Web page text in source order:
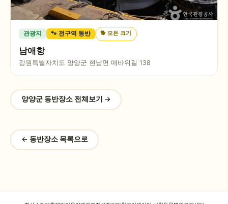
관광지 🐾 전구역 동반 🐕모든 크기
남애항
강원특별자치도 양양군 현남면 매바위길 138
양양군동반장소 전체보기 →
← 동반장소 목록으로